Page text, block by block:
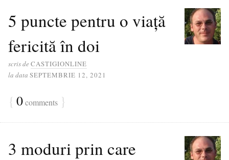
5 puncte pentru o viață
fericită în doi
scris de CASTIGIONLINE
la data SEPTEMBRIE 12, 2021
{ 0comments }
3 moduri prin care